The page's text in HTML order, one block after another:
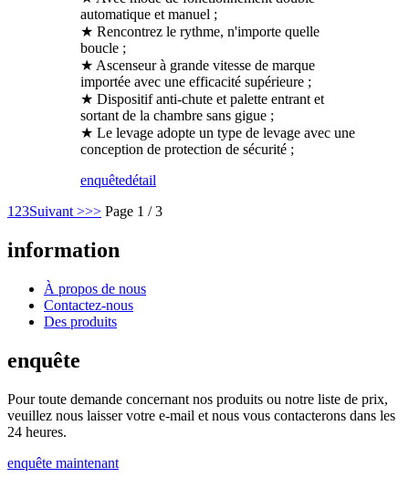
automatique et manuel ;
★ Rencontrez le rythme, n'importe quelle
boucle ;
★ Ascenseur à grande vitesse de marque
importée avec une efficacité supérieure ;
★ Dispositif anti-chute et palette entrant et
sortant de la chambre sans gigue ;
★ Le levage adopte un type de levage avec une
conception de protection de sécurité ;
enquêtedétail
1 23Suivant >>> Page 1 / 3
information
À propos de nous
Contactez-nous
Des produits
enquête
Pour toute demande concernant nos produits ou notre liste de prix,
veuillez nous laisser votre e-mail et nous vous contacterons dans les
24 heures.
enquête maintenant